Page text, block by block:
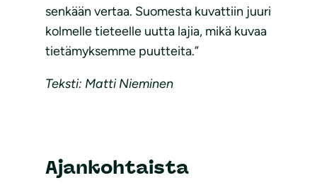
senkään vertaa. Suomesta kuvattiin juuri
kolmelle tieteelle uutta lajia, mikä kuvaa
tietämyksemme puutteita.”
Teksti: Matti Nieminen
Ajankohtaista